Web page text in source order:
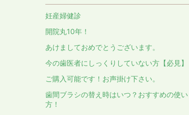
妊産婦健診
開院丸10年！
あけましておめでとうございます。
今の歯医者にしっくりしていない方【必見】
ご購入可能です！お声掛け下さい。
歯間ブラシの替え時はいつ？おすすめの使い
方！